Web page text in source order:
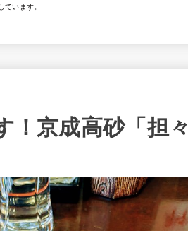
います。
！京成高砂「担